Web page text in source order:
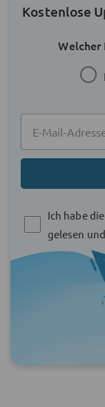
Kostenlose
Welcher
Ich habe die
gelesen